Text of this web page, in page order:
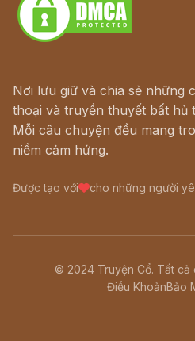
Nơi lưu giữ và chia sẻ những
thoại và truyền thuyết bất hủ
Mỗi câu chuyện đều mang
niềm cảm hứng.
Được tạo với cho những người
© 2024 Truyện Cổ. Tất cả
Điều KhoảnBảo